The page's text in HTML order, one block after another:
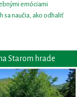
emóciami
sa naučia, ako odhaliť
Starom hrade